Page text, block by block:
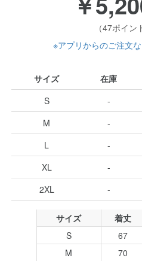
（47ポイン
※アプリからのご注文
サイズ 在庫
S
-
M
-
L
-
XL
-
2XL
-
サイズ 着丈
S
67
M
70